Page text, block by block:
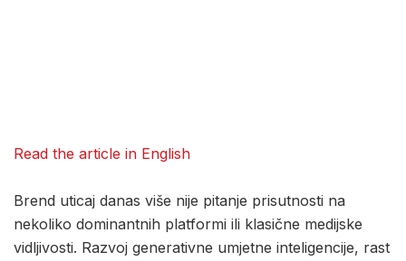
Read the article in English
Brend uticaj danas više nije pitanje prisutnosti na
nekoliko dominantnih platformi ili klasične medijske
vidljivosti. Razvoj generativne umjetne inteligencije, rast